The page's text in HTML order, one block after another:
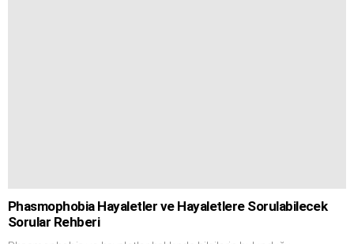
Phasmophobia Hayaletler ve Hayaletlere Sorulabilecek
Sorular Rehberi